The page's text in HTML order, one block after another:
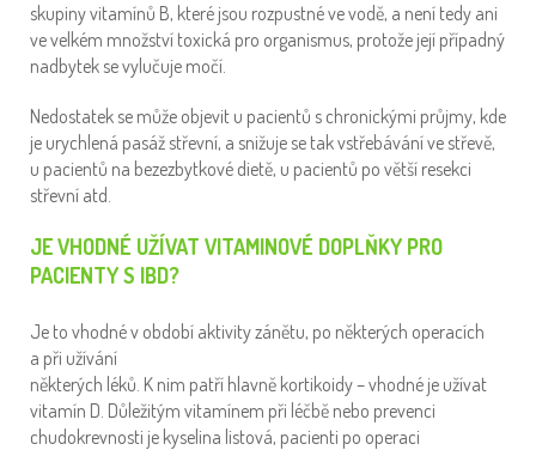
skupiny vitamínů B, které jsou rozpustné ve vodě, a není tedy ani
ve velkém množství toxická pro organismus, protože její případný
nadbytek se vylučuje močí.
Nedostatek se může objevit u pacientů s chronickými průjmy, kde
je urychlená pasáž střevní, a snižuje se tak vstřebávání ve střevě,
u pacientů na bezezbytkové dietě, u pacientů po větší resekci
střevní atd.
JE VHODNÉ UŽÍVAT VITAMINOVÉ DOPLŇKY PRO
PACIENTY S IBD?
Je to vhodné v období aktivity zánětu, po některých operacích
a při užívání
některých léků. K nim patří hlavně kortikoidy – vhodné je užívat
vitamín D. Důležitým vitamínem při léčbě nebo prevenci
chudokrevnosti je kyselina listová, pacienti po operaci